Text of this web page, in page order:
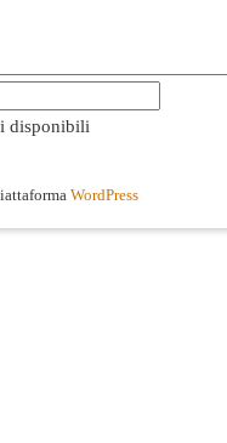
disponibili
WordPress